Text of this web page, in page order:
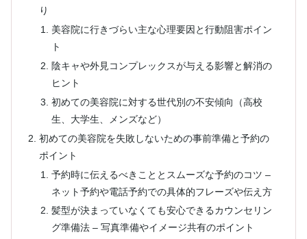
り
美容院に行きづらい主な心理要因と行動阻害ポイン
ト
陰キャや外見コンプレックスが与える影響と解消の
ヒント
初めての美容院に対する世代別の不安傾向（高校
生、大学生、メンズなど）
初めての美容院を失敗しないための事前準備と予約の
ポイント
予約時に伝えるべきこととスムーズな予約のコツ –
ネット予約や電話予約での具体的フレーズや伝え方
髪型が決まっていなくても安心できるカウンセリン
グ準備法 – 写真準備やイメージ共有のポイント